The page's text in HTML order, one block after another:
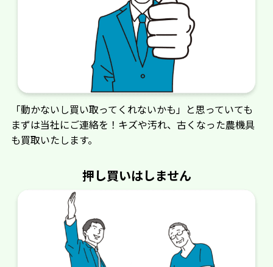
日農機製工
中沢機械店（バルト
ラ）
ハツダ（初田工
業）
PDNS（キミヤ）
ビコンジャパン
フジイコーポレー
藤木農機
「動かないし買い取ってくれないかも」と思っていても
まずは当社にご連絡を！キズや汚れ、古くなった農機具
も買取いたします。
押し買いはしません